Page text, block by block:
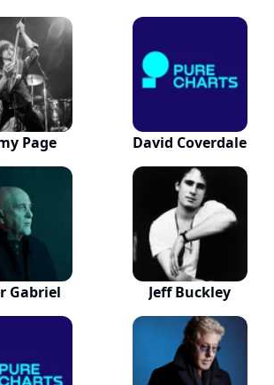
Page David Coverdale
Gabriel Jeff Buckley